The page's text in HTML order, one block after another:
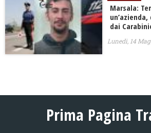
Marsala:
dai
Lunedì, 14
Prima Pagina